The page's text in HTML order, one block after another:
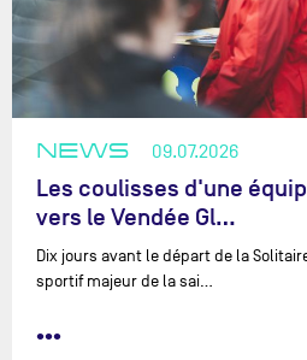
NEWS 09.07.2026
Les coulisses d'une
vers le Vendée Gl…
Dix jours avant le départ de la
sportif majeur de la sai…
•••